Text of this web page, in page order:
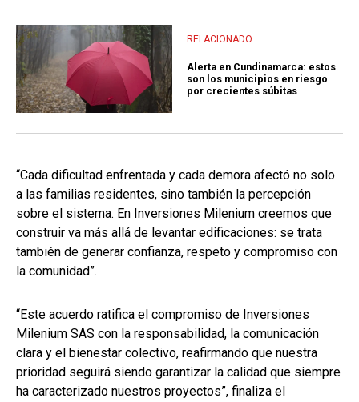
RELACIONADO
Alerta en Cundinamarca: estos
son los municipios en riesgo
por crecientes súbitas
“Cada dificultad enfrentada y cada demora afectó no solo
a las familias residentes, sino también la percepción
sobre el sistema. En Inversiones Milenium creemos que
construir va más allá de levantar edificaciones: se trata
también de generar confianza, respeto y compromiso con
la comunidad”.
“Este acuerdo ratifica el compromiso de Inversiones
Milenium SAS con la responsabilidad, la comunicación
clara y el bienestar colectivo, reafirmando que nuestra
prioridad seguirá siendo garantizar la calidad que siempre
ha caracterizado nuestros proyectos”, finaliza el